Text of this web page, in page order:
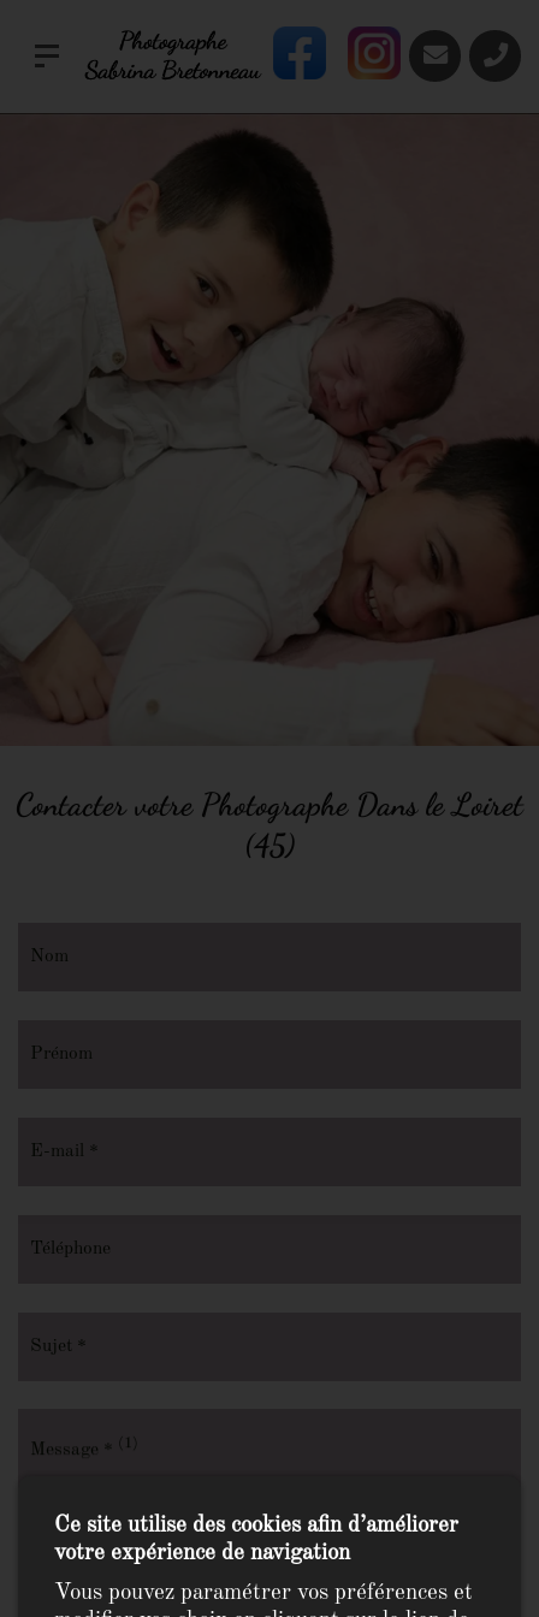
Contacter votre Photographe Dans le Loiret
(45)
Nom
Prénom
E-mail *
Téléphone
Sujet *
Message * (1)
Ce site utilise des cookies afin d’améliorer
votre expérience de navigation
Vous pouvez paramétrer vos préférences et